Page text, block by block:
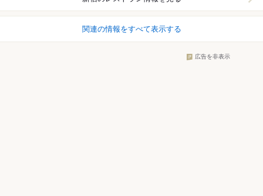
関連の情報をすべて表示する
広告を非表示